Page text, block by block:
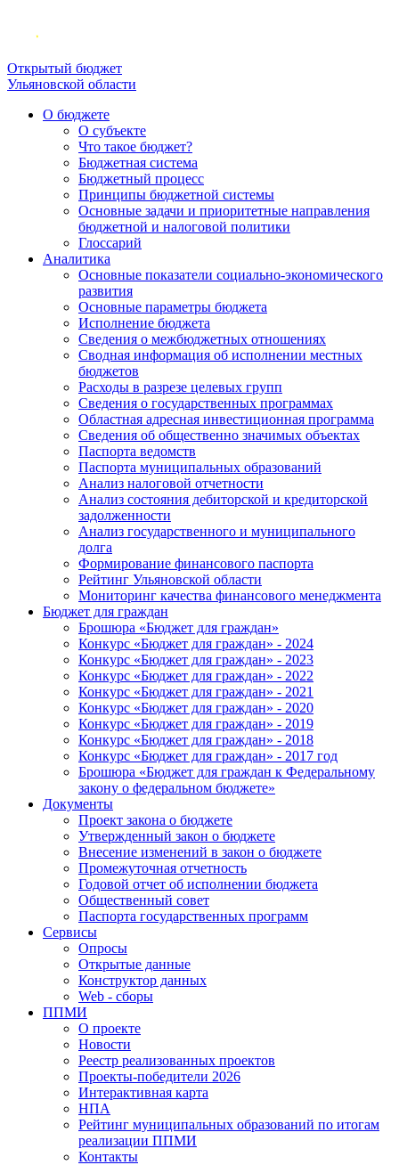
Открытый бюджет
Ульяновской области
О бюджете
О субъекте
Что такое бюджет?
Бюджетная система
Бюджетный процесс
Принципы бюджетной системы
Основные задачи и приоритетные направления
бюджетной и налоговой политики
Глоссарий
Аналитика
Основные показатели социально-экономического
развития
Основные параметры бюджета
Исполнение бюджета
Сведения о межбюджетных отношениях
Сводная информация об исполнении местных
бюджетов
Расходы в разрезе целевых групп
Сведения о государственных программах
Областная адресная инвестиционная программа
Сведения об общественно значимых объектах
Паспорта ведомств
Паспорта муниципальных образований
Анализ налоговой отчетности
Анализ состояния дебиторской и кредиторской
задолженности
Анализ государственного и муниципального
долга
Формирование финансового паспорта
Рейтинг Ульяновской области
Мониторинг качества финансового менеджмента
Бюджет для граждан
Брошюра «Бюджет для граждан»
Конкурс «Бюджет для граждан» - 2024
Конкурс «Бюджет для граждан» - 2023
Конкурс «Бюджет для граждан» - 2022
Конкурс «Бюджет для граждан» - 2021
Конкурс «Бюджет для граждан» - 2020
Конкурс «Бюджет для граждан» - 2019
Конкурс «Бюджет для граждан» - 2018
Конкурс «Бюджет для граждан» - 2017 год
Брошюра «Бюджет для граждан к Федеральному
закону о федеральном бюджете»
Документы
Проект закона о бюджете
Утвержденный закон о бюджете
Внесение изменений в закон о бюджете
Промежуточная отчетность
Годовой отчет об исполнении бюджета
Общественный совет
Паспорта государственных программ
Сервисы
Опросы
Открытые данные
Конструктор данных
Web - сборы
ППМИ
О проекте
Новости
Реестр реализованных проектов
Проекты-победители 2026
Интерактивная карта
НПА
Рейтинг муниципальных образований по итогам
реализации ППМИ
Контакты